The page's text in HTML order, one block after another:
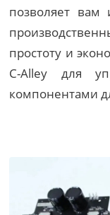
позволяет вам
простоту и
C-Alley для
компонентами